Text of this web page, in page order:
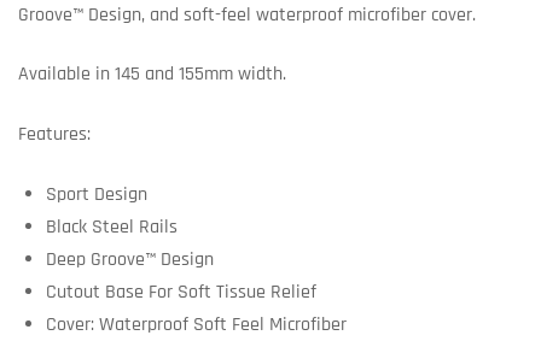
Groove™ Design, and soft-feel waterproof microfiber cover.
Available in 145 and 155mm width.
Features:
Sport Design
Black Steel Rails
Deep Groove™ Design
Cutout Base For Soft Tissue Relief
Cover: Waterproof Soft Feel Microfiber